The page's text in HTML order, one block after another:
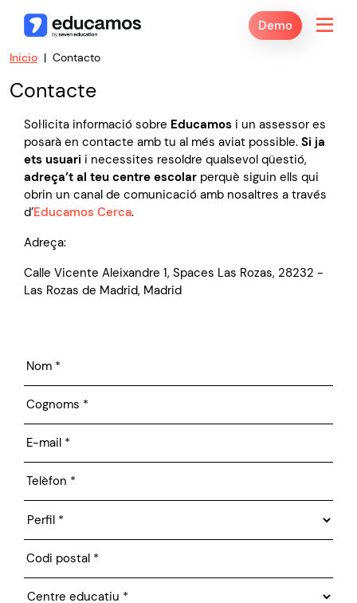
Demo
Inicio Contacto
Contacte
Sol·licita informació sobre Educamos i un assessor es
posarà en contacte amb tu al més aviat possible. Si ja
ets usuari i necessites resoldre qualsevol qüestió,
adreça’t al teu centre escolar perquè siguin ells qui
obrin un canal de comunicació amb nosaltres a través
d’Educamos Cerca.
Adreça:
Calle Vicente Aleixandre 1, Spaces Las Rozas, 28232 -
Las Rozas de Madrid, Madrid